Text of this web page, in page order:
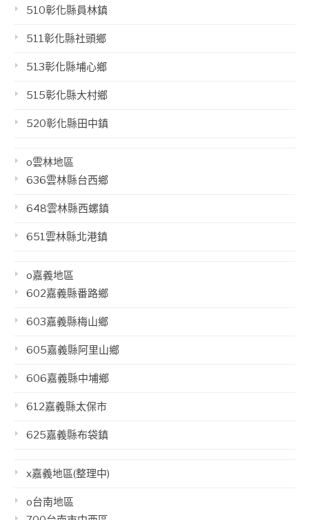
510彰化縣員林鎮
511彰化縣社頭鄉
513彰化縣埔心鄉
515彰化縣大村鄉
520彰化縣田中鎮
o雲林地區
636雲林縣台西鄉
648雲林縣西螺鎮
651雲林縣北港鎮
o嘉義地區
602嘉義縣番路鄉
603嘉義縣梅山鄉
605嘉義縣阿里山鄉
606嘉義縣中埔鄉
612嘉義縣太保市
625嘉義縣布袋鎮
x嘉義地區(整理中)
o台南地區